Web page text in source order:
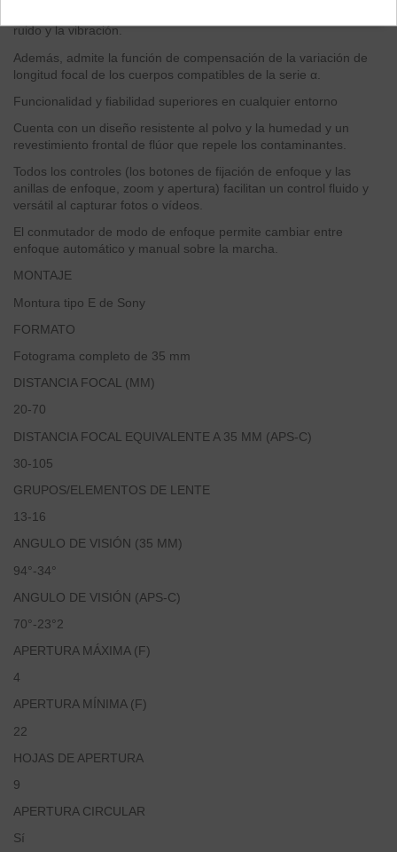
ruido y la vibración.
Además, admite la función de compensación de la variación de
longitud focal de los cuerpos compatibles de la serie α.
Funcionalidad y fiabilidad superiores en cualquier entorno
Cuenta con un diseño resistente al polvo y la humedad y un
revestimiento frontal de flúor que repele los contaminantes.
Todos los controles (los botones de fijación de enfoque y las
anillas de enfoque, zoom y apertura) facilitan un control fluido y
versátil al capturar fotos o vídeos.
El conmutador de modo de enfoque permite cambiar entre
enfoque automático y manual sobre la marcha.
MONTAJE
Montura tipo E de Sony
FORMATO
Fotograma completo de 35 mm
DISTANCIA FOCAL (MM)
20-70
DISTANCIA FOCAL EQUIVALENTE A 35 MM (APS-C)
30-105
GRUPOS/ELEMENTOS DE LENTE
13-16
ANGULO DE VISIÓN (35 MM)
94°-34°
ANGULO DE VISIÓN (APS-C)
70°-23°2
APERTURA MÁXIMA (F)
4
APERTURA MÍNIMA (F)
22
HOJAS DE APERTURA
9
APERTURA CIRCULAR
Sí